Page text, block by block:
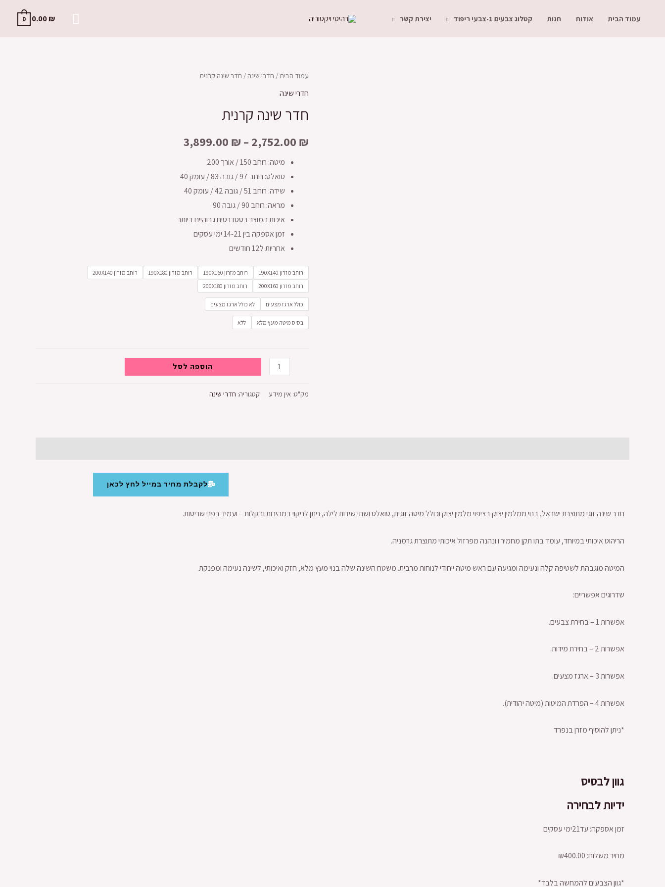
עמוד הבית אודות חנות קטלוג צבעים 1-צבעי ריפוד יצירת קשר 0.00₪
0
עמוד הבית/ חדרי שינה / חדר שינה קרנית
חדרי שינה
חדר שינה קרנית
2,752.00 ₪
–
3,899.00 ₪
מיטה: רוחב 150 / אורך 200
טואלט: רוחב 97 / גובה 83 / עומק 40
שידה: רוחב 51 / גובה 42 / עומק 40
מראה: רוחב 90 / גובה 90
איכות המוצר בסטדרטים גבוהיים ביותר
זמן אספקה בין 14-21 ימי עסקים
אחריות ל12 חודשים
רוחב מזרון 190X140 רוחב מזרון 190X160 רוחב מזרון 190X180
רוחב מזרון 200X140
רוחב מזרון 200X160
רוחב מזרון 200X180
כולל ארגז מצעים לא כולל ארגז מצעים
בסיס מיטה מעץ מלא ללא
הוספה לסל
מק"ט: אין מידע קטגוריה: חדרי שינה
לקבלת מחיר במייל לחץ לכאן
חדר שינה זוגי מתוצרת ישראל, בנוי ממלמין יצוק בציפוי מלמין יצוק וכולל מיטה זוגית, טואלט ושתי שידות לילה, ניתן לניקוי במהירות ובקלות – ועמיד בפני שריטות.
הריהוט איכותי במיוחד, עומד בתו תקן מחמיר ו ונהנה מפרזול איכותי מתוצרת גרמניה.
המיטה מוגבהת לשטיפה קלה ונעימה ומגיעה עם ראש מיטה ייחודי לנוחות מרבית. משטח השינה שלה בנוי מעץ מלא, חזק ואיכותי, לשינה נעימה ומפנקת.
שדרוגים אפשריים:
אפשרות 1 – בחירת צבעים.
אפשרות 2 – בחירת מידות.
אפשרות 3 – ארגז מצעים.
אפשרות 4 – הפרדת המיטות (מיטה יהודית).
*ניתן להוסיף מזרן בנפרד
גוון לבסיס
ידיות לבחירה
זמן אספקה: עד21ימי עסקים
מחיר משלוח: ₪400.00
*גוון הצבעים להמחשה בלבד*